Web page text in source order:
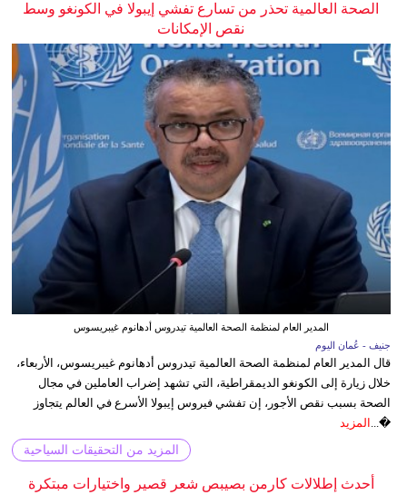
الصحة العالمية تحذر من تسارع تفشي إيبولا في الكونغو وسط
نقص الإمكانات
المدير العام لمنظمة الصحة العالمية تيدروس أدهانوم غيبريسوس
جنيف - عُمان اليوم
قال المدير العام لمنظمة الصحة العالمية تيدروس أدهانوم غيبريسوس، الأربعاء،
خلال زيارة إلى الكونغو الديمقراطية، التي تشهد إضراب العاملين في مجال
الصحة بسبب نقص الأجور، إن تفشي فيروس إيبولا الأسرع في العالم يتجاوز
�... المزيد
المزيد من التحقيقات السياحية
أحدث إطلالات كارمن بصيبص شعر قصير واختيارات مبتكرة